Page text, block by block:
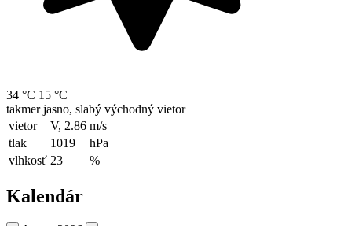
34 °C 15 °C
takmer jasno, slabý východný vietor
vietor
V, 2.86 m/s
tlak
1019
hPa
vlhkosť 23 %
Kalendár